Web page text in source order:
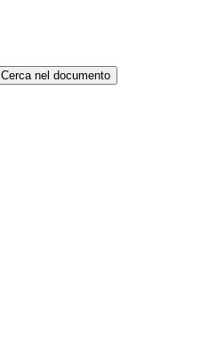
Cerca nel documento